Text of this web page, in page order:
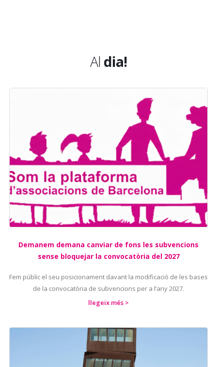
Al dia!
Demanem demana canviar de fons les subvencions
sense bloquejar la convocatòria del 2027
Fem públic el seu posicionament davant la modificació de les bases
de la convocatòria de subvencions per a l’any 2027.
llegeix més >